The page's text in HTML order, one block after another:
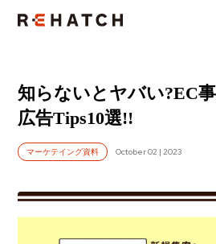
知らないとヤバい?EC
広告Tips10選!!
マーケテイング資料 October 02 | 2023